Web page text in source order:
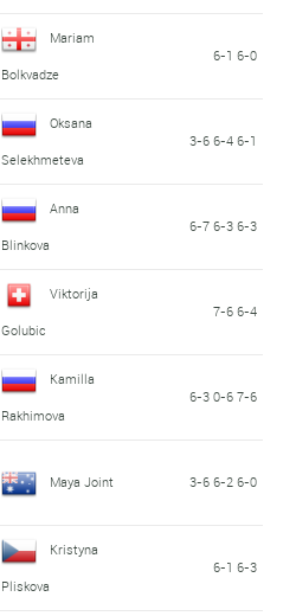
Mariam
Bolkvadze
6-1 6-0
Oksana
Selekhmeteva
3-6 6-4 6-1
Anna
Blinkova
6-7 6-3 6-3
Viktorija
Golubic
7-6 6-4
Kamilla
Rakhimova
6-3 0-6 7-6
Maya Joint 3-6 6-2 6-0
Kristyna
Pliskova
6-1 6-3